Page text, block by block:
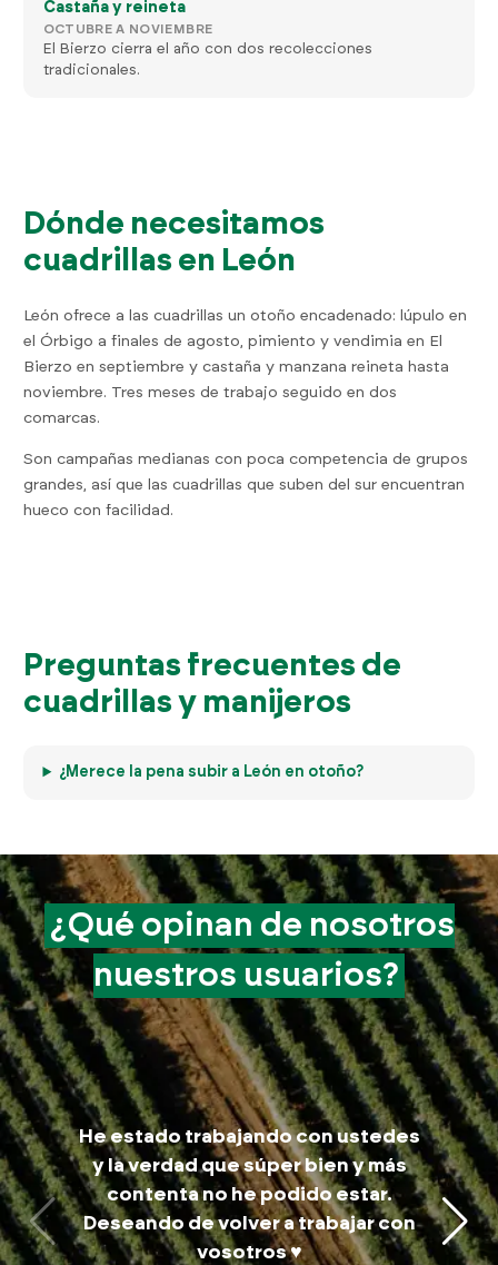
Castaña y reineta
OCTUBRE A NOVIEMBRE
El Bierzo cierra el año con dos recolecciones
tradicionales.
Dónde necesitamos
cuadrillas en León
León ofrece a las cuadrillas un otoño encadenado: lúpulo en
el Órbigo a finales de agosto, pimiento y vendimia en El
Bierzo en septiembre y castaña y manzana reineta hasta
noviembre. Tres meses de trabajo seguido en dos
comarcas.
Son campañas medianas con poca competencia de grupos
grandes, así que las cuadrillas que suben del sur encuentran
hueco con facilidad.
Preguntas frecuentes de
cuadrillas y manijeros
¿Merece la pena subir a León en otoño?
¿Qué opinan de nosotros
nuestros usuarios?
He estado trabajando con ustedes
y la verdad que súper bien y más
contenta no he podido estar.
Deseando de volver a trabajar con
vosotros ♥️